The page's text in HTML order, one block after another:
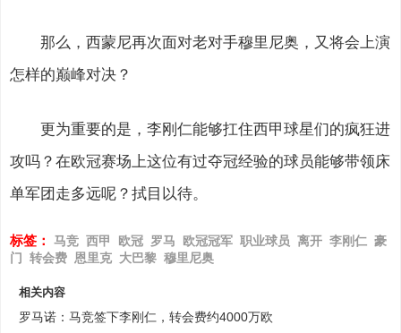
那么，西蒙尼再次面对老对手穆里尼奥，又将会上演
怎样的巅峰对决？
更为重要的是，李刚仁能够扛住西甲球星们的疯狂进
攻吗？在欧冠赛场上这位有过夺冠经验的球员能够带领床
单军团走多远呢？拭目以待。
标签： 马竞 西甲 欧冠 罗马 欧冠冠军 职业球员 离开 李刚仁 豪
门 转会费 恩里克 大巴黎 穆里尼奥
相关内容
罗马诺：马竞签下李刚仁，转会费约4000万欧